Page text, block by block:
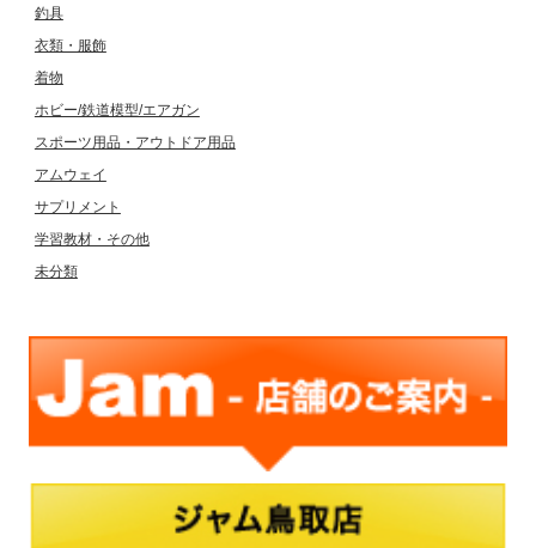
釣具
衣類・服飾
着物
ホビー/鉄道模型/エアガン
スポーツ用品・アウトドア用品
アムウェイ
サプリメント
学習教材・その他
未分類